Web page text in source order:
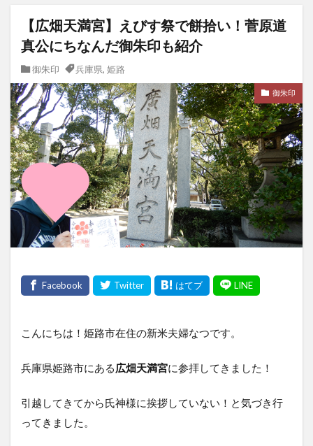
【広畑天満宮】えびす祭で餅拾い！菅原道
真公にちなんだ御朱印も紹介
御朱印 兵庫県, 姫路
御朱印
こんにちは！姫路市在住の新米夫婦なつです。
兵庫県姫路市にある広畑天満宮に参拝してきました！
引越してきてから氏神様に挨拶していない！と気づき行
ってきました。